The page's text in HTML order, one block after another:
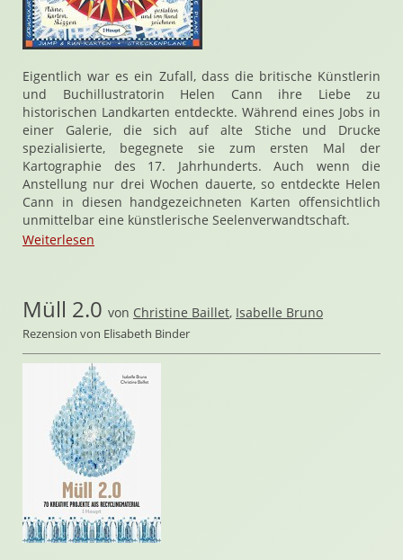
Eigentlich war es ein Zufall, dass die britische Künstlerin
und Buchillustratorin Helen Cann ihre Liebe zu
historischen Landkarten entdeckte. Während eines Jobs in
einer Galerie, die sich auf alte Stiche und Drucke
spezialisierte, begegnete sie zum ersten Mal der
Kartographie des 17. Jahrhunderts. Auch wenn die
Anstellung nur drei Wochen dauerte, so entdeckte Helen
Cann in diesen handgezeichneten Karten offensichtlich
unmittelbar eine künstlerische Seelenverwandtschaft.
Weiterlesen
Müll 2.0 von Christine Baillet, Isabelle Bruno
Rezension von Elisabeth Binder